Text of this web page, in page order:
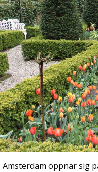
Amsterdam öppnar sig